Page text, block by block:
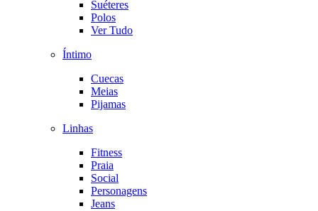
Suéteres
Polos
Ver Tudo
Íntimo
Cuecas
Meias
Pijamas
Linhas
Fitness
Praia
Social
Personagens
Jeans